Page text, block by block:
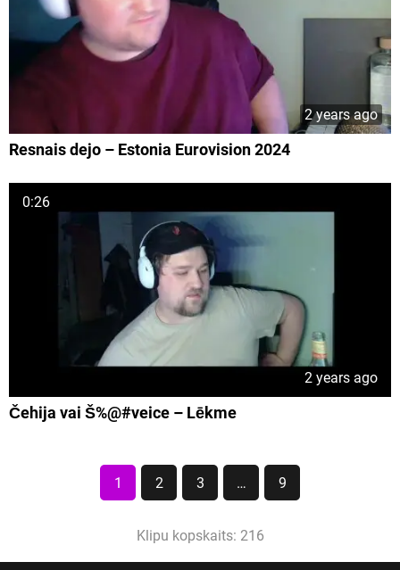
2 years ago
Resnais dejo – Estonia Eurovision 2024
0:26
2 years ago
Čehija vai Š%@#veice – Lēkme
1 2 3 … 9
Klipu kopskaits: 216